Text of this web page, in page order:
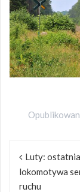
Nawigacja
wpisu
Luty: ostatnia
lokomotywa
ruchu